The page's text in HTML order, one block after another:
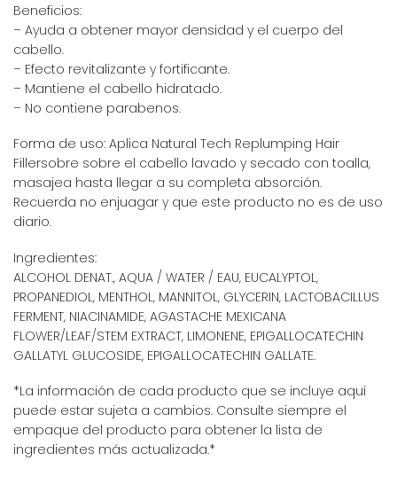
Beneficios:
– Ayuda a obtener mayor densidad y el cuerpo del
cabello.
– Efecto revitalizante y fortificante.
– Mantiene el cabello hidratado.
– No contiene parabenos.
Forma de uso: Aplica Natural Tech Replumping Hair
Fillersobre sobre el cabello lavado y secado con toalla,
masajea hasta llegar a su completa absorción.
Recuerda no enjuagar y que este producto no es de uso
diario.
Ingredientes:
ALCOHOL DENAT., AQUA / WATER / EAU, EUCALYPTOL,
PROPANEDIOL, MENTHOL, MANNITOL, GLYCERIN, LACTOBACILLUS
FERMENT, NIACINAMIDE, AGASTACHE MEXICANA
FLOWER/LEAF/STEM EXTRACT, LIMONENE, EPIGALLOCATECHIN
GALLATYL GLUCOSIDE, EPIGALLOCATECHIN GALLATE.
*La información de cada producto que se incluye aquí
puede estar sujeta a cambios. Consulte siempre el
empaque del producto para obtener la lista de
ingredientes más actualizada.*